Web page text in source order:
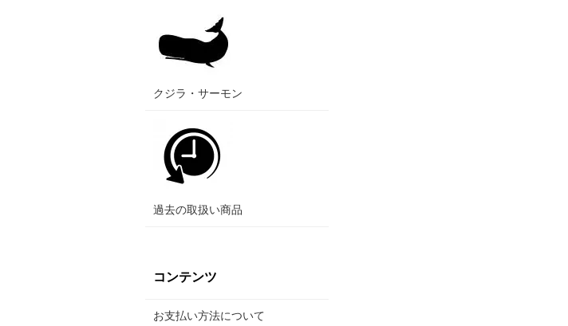
クジラ・サーモン
過去の取扱い商品
コンテンツ
お支払い方法について